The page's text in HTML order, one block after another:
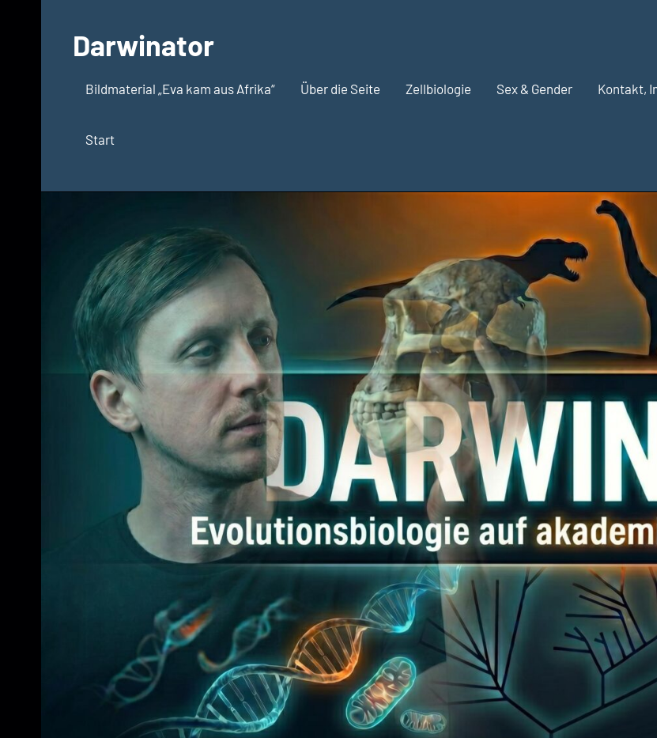
springenDarwinator
Evolutionsbiologie
Bildmaterial „Eva kam aus Afrika“ Über die Seite Zellbiologie Sex & Gender Kontakt,
Start